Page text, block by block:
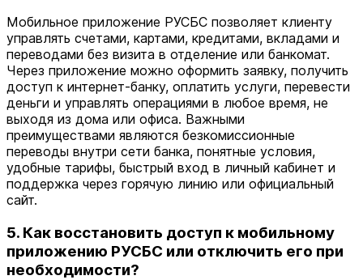
Мобильное приложение РУСБС позволяет клиенту
управлять счетами, картами, кредитами, вкладами и
переводами без визита в отделение или банкомат.
Через приложение можно оформить заявку, получить
доступ к интернет‑банку, оплатить услуги, перевести
деньги и управлять операциями в любое время, не
выходя из дома или офиса. Важными
преимуществами являются безкомиссионные
переводы внутри сети банка, понятные условия,
удобные тарифы, быстрый вход в личный кабинет и
поддержка через горячую линию или официальный
сайт.
5. Как восстановить доступ к мобильному
приложению РУСБС или отключить его при
необходимости?